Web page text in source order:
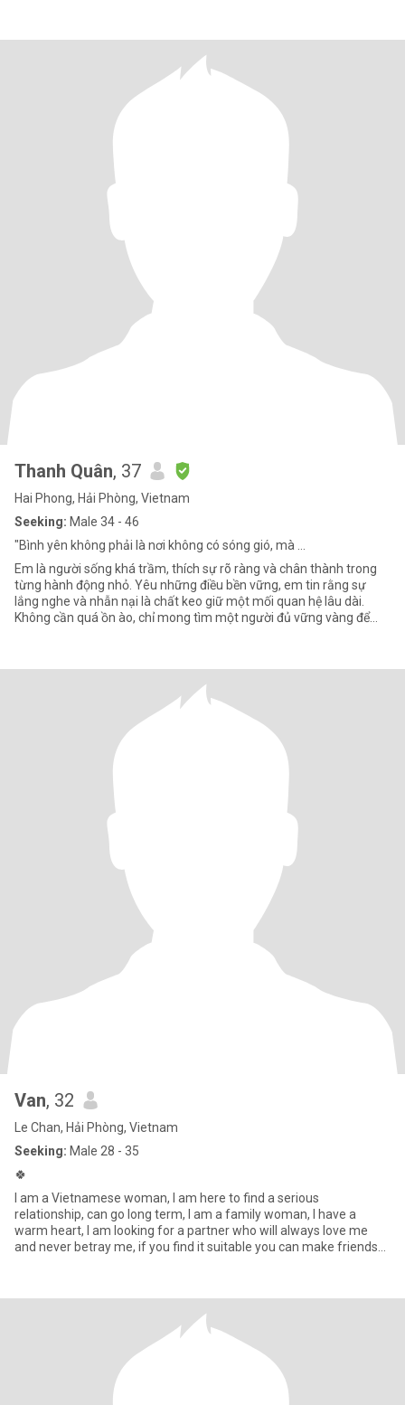
Thanh Quân, 37
Hai Phong, Hải Phòng, Vietnam
Seeking: Male 34 - 46
"Bình yên không phải là nơi không có sóng gió, mà ...
Em là người sống khá trầm, thích sự rõ ràng và chân thành trong
từng hành động nhỏ. Yêu những điều bền vững, em tin rằng sự
lắng nghe và nhẫn nại là chất keo giữ một mối quan hệ lâu dài.
Không cần quá ồn ào, chỉ mong tìm một người đủ vững vàng để
Van, 32
Le Chan, Hải Phòng, Vietnam
Seeking: Male 28 - 35
🍀
I am a Vietnamese woman, I am here to find a serious
relationship, can go long term, I am a family woman, I have a
warm heart, I am looking for a partner who will always love me
and never betray me, if you find it suitable you can make friends